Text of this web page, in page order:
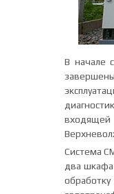
В начале
входящей
Система
два